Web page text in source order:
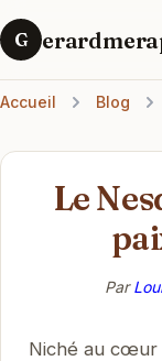
G
Accueil Blog
Le
Par
Niché au cœur